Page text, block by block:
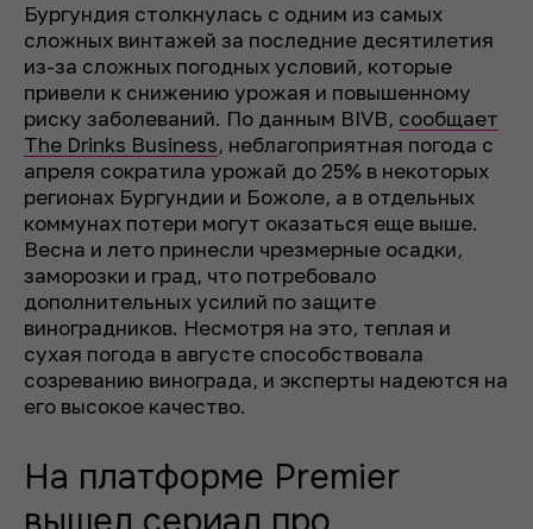
Бургундия столкнулась с одним из самых
сложных винтажей за последние десятилетия
из-за сложных погодных условий, которые
привели к снижению урожая и повышенному
риску заболеваний. По данным BIVB, сообщает
The Drinks Business, неблагоприятная погода с
апреля сократила урожай до 25% в некоторых
регионах Бургундии и Божоле, а в отдельных
коммунах потери могут оказаться еще выше.
Весна и лето принесли чрезмерные осадки,
заморозки и град, что потребовало
дополнительных усилий по защите
виноградников. Несмотря на это, теплая и
сухая погода в августе способствовала
созреванию винограда, и эксперты надеются на
его высокое качество.
На платформе Premier